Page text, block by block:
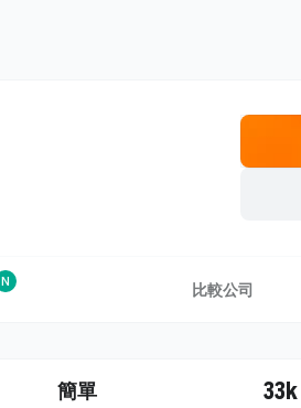
N 比較公司
簡單 33k